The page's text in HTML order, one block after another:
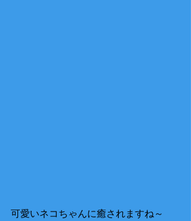
可愛いネコちゃんに癒されますね～